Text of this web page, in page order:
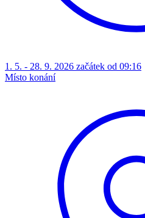
1. 5. - 28. 9. 2026 začátek od 09:16
Místo konání